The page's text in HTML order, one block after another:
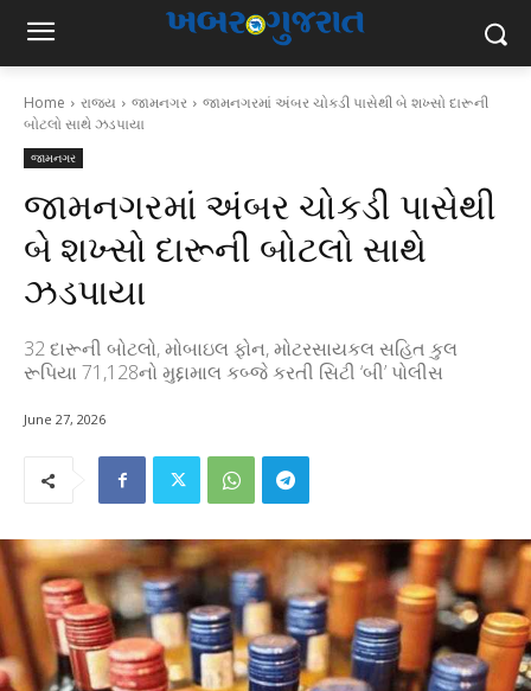
Home રાજ્ય જામનગર
જામનગરમાં અંબર ચોકડી પાસેથી બે શખ્સો દારૂની
બોટલો સાથે ઝડપાયા
જામનગર
જામનગરમાં અંબર ચોકડી પાસેથી
બે શખ્સો દારૂની બોટલો સાથે
ઝડપાયા
32 દારૂની બોટલો, મોબાઇલ ફોન, મોટરસાયકલ સહિત કુલ
રૂપિયા 71,128નો મુદ્દામાલ કબ્જે કરતી સિટી ‘બી’ પોલીસ
June 27, 2026